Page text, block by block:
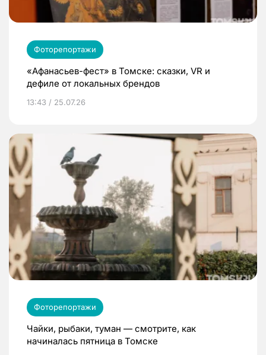
Фоторепортажи
«Афанасьев-фест» в Томске: сказки, VR и
дефиле от локальных брендов
13:43 / 25.07.26
Фоторепортажи
Чайки, рыбаки, туман — смотрите, как
начиналась пятница в Томске